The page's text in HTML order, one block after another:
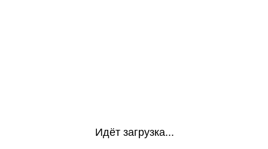
Идёт загрузка...